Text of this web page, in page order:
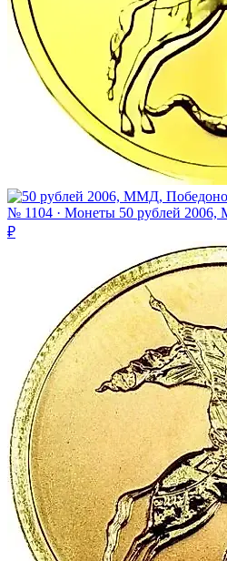
№ 1104 · Монеты 50 рублей
₽